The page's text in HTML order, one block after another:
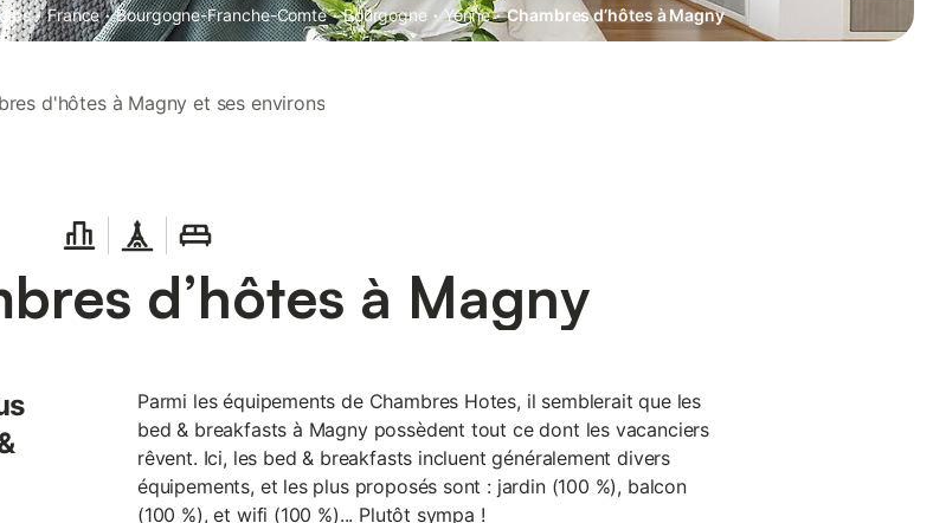
· France · Bourgogne-Franche-Comté · Bourgogne · Yonne · Chambres d’hôtes à Magny
d'hôtes à Magny et ses environs
d’hôtes à Magny
Parmi les équipements de Chambres Hotes, il semblerait que les
bed & breakfasts à Magny possèdent tout ce dont les vacanciers
rêvent. Ici, les bed & breakfasts incluent généralement divers
équipements, et les plus proposés sont : jardin (100 %), balcon
(100 %), et wifi (100 %)... Plutôt sympa !